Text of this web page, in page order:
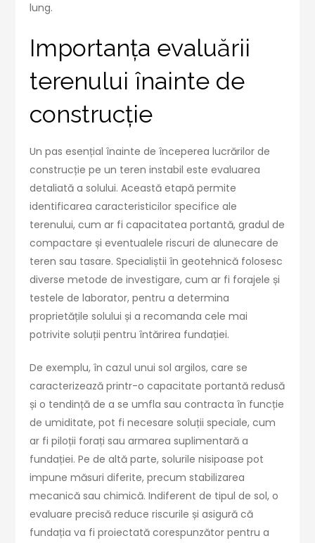
lung.
Importanța evaluării
terenului înainte de
construcție
Un pas esențial înainte de începerea lucrărilor de
construcție pe un teren instabil este evaluarea
detaliată a solului. Această etapă permite
identificarea caracteristicilor specifice ale
terenului, cum ar fi capacitatea portantă, gradul de
compactare și eventualele riscuri de alunecare de
teren sau tasare. Specialiștii în geotehnică folosesc
diverse metode de investigare, cum ar fi forajele și
testele de laborator, pentru a determina
proprietățile solului și a recomanda cele mai
potrivite soluții pentru întărirea fundației.
De exemplu, în cazul unui sol argilos, care se
caracterizează printr-o capacitate portantă redusă
și o tendință de a se umfla sau contracta în funcție
de umiditate, pot fi necesare soluții speciale, cum
ar fi piloții forați sau armarea suplimentară a
fundației. Pe de altă parte, solurile nisipoase pot
impune măsuri diferite, precum stabilizarea
mecanică sau chimică. Indiferent de tipul de sol, o
evaluare precisă reduce riscurile și asigură că
fundația va fi proiectată corespunzător pentru a